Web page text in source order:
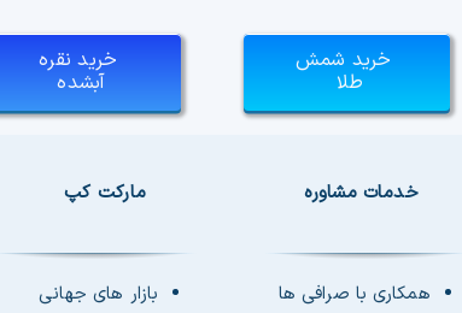
خرید شمش
طلا
خرید نقره
آبشده
خدمات مشاوره
همکاری با صرافی ها
مارکت کپ
بازار های جهانی